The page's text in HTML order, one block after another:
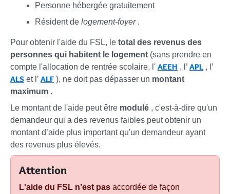
Personne hébergée gratuitement
Résident de logement-foyer .
Pour obtenir l'aide du FSL, le total des revenus des
personnes qui habitent le logement (sans prendre en
compte l'allocation de rentrée scolaire, l' AEEH , l’ APL , l’
ALS et l’ ALF ), ne doit pas dépasser un montant
maximum .
Le montant de l'aide peut être modulé , c'est-à-dire qu'un
demandeur qui a des revenus faibles peut obtenir un
montant d’aide plus important qu'un demandeur ayant
des revenus plus élevés.
Attention
L'aide du FSL n’est pas accordée de façon